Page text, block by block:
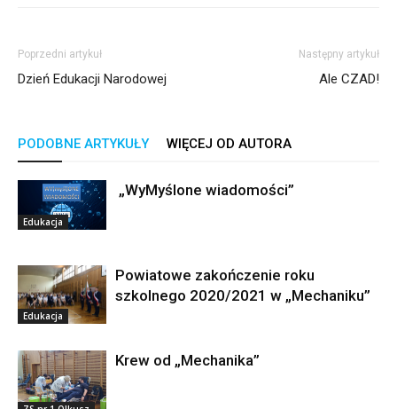
Poprzedni artykuł
Dzień Edukacji Narodowej
Następny artykuł
Ale CZAD!
PODOBNE ARTYKUŁY WIĘCEJ OD AUTORA
Edukacja
„WyMyślone wiadomości”
Edukacja
Powiatowe zakończenie roku
szkolnego 2020/2021 w „Mechaniku”
Krew od „Mechanika”